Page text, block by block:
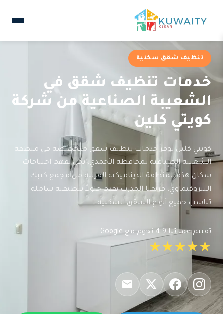
تنظيف شقق سكنية
خدمات تنظيف شقق في
الشعيبة الصناعية من شركة
كويتي كلين
كويتي كلين توفر خدمات تنظيف شقق متخصصة في منطقة
الشعيبة الصناعية بمحافظة الأحمدي. نحن نفهم احتياجات
سكان هذه المنطقة الديناميكية القريبة من مجمع كيبك
البتروكيماوي. فريقنا المدرب يقدم حلولاً تنظيفية شاملة
تناسب جميع أنواع الشقق السكنية.
تقييم عملائنا 4.9 نجوم مع Google
★★★★★